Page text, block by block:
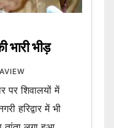
भारी भीड़
पर शिवालयों में
हरिद्वार में भी